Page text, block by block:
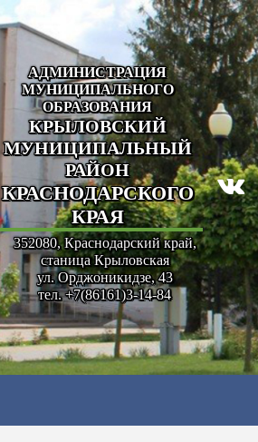
АДМИНИСТРАЦИЯ
МУНИЦИПАЛЬНОГО
ОБРАЗОВАНИЯ
КРЫЛОВСКИЙ
МУНИЦИПАЛЬНЫЙ
РАЙОН
КРАСНОДАРСКОГО
КРАЯ
352080, Краснодарский край,
станица Крыловская
ул. Орджоникидзе, 43
тел. +7(86161)3-14-84